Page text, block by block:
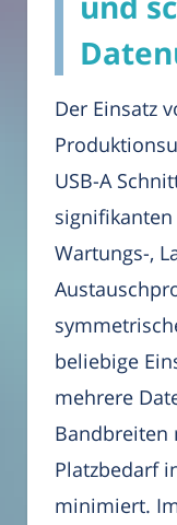
Der Einsatz
USB-A
Wartungs-,
beliebige
mehrere
Bandbreiten
Platzbedarf
minimiert.